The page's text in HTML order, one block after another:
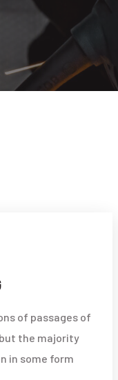
of passages of
but the majority
in some form